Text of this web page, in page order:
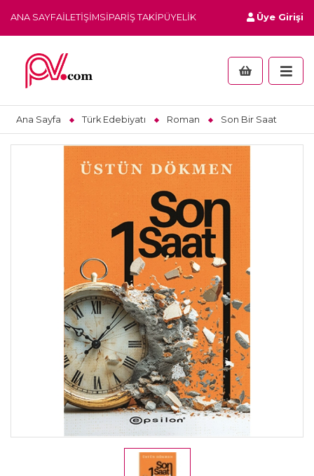
ANA SAYFAİLETIŞIMSIPARIŞ TAKIPÜYELIK Üye Girişi
Ana Sayfa Türk Edebiyatı Roman Son Bir Saat